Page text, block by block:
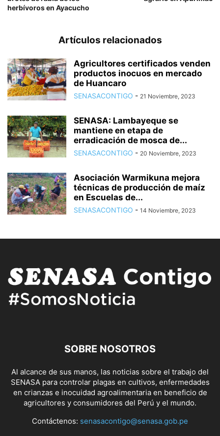
herbívoros en Ayacucho
Artículos relacionados
Agricultores certificados venden
productos inocuos en mercado
de Huancaro
SENASACONTIGO - 21 Noviembre, 2023
SENASA: Lambayeque se
mantiene en etapa de
erradicación de mosca de...
SENASACONTIGO - 20 Noviembre, 2023
Asociación Warmikuna mejora
técnicas de producción de maíz
en Escuelas de...
SENASACONTIGO - 14 Noviembre, 2023
SOBRE NOSOTROS
Al alcance de sus manos, las noticias sobre el trabajo del
SENASA para controlar plagas en cultivos, enfermedades
en crianzas e inocuidad agroalimentaria en beneficio de
agricultores y consumidores del Perú y el mundo.
Contáctenos: senasacontigo@senasa.gob.pe